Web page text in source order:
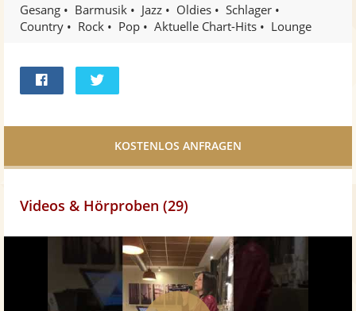
Gesang Barmusik Jazz Oldies
Schlager
Country
Rock Pop Aktuelle Chart-Hits Lounge
Facebook
Videos & Hörproben (29)